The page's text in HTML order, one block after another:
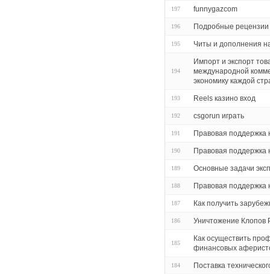
197 funnygazcom
196 Подробные рецензии
195 Читы и дополнения
194
Импорт и экспорт
международной
экономику каждой
193 Reels казино вход
192 csgorun играть
191 Правовая поддержка
190 Правовая поддержка
189 Основные задачи
188 Правовая поддержка
187 Как получить
186 Уничтожение Клопов
185
Как осуществить
финансовых
184 Поставка